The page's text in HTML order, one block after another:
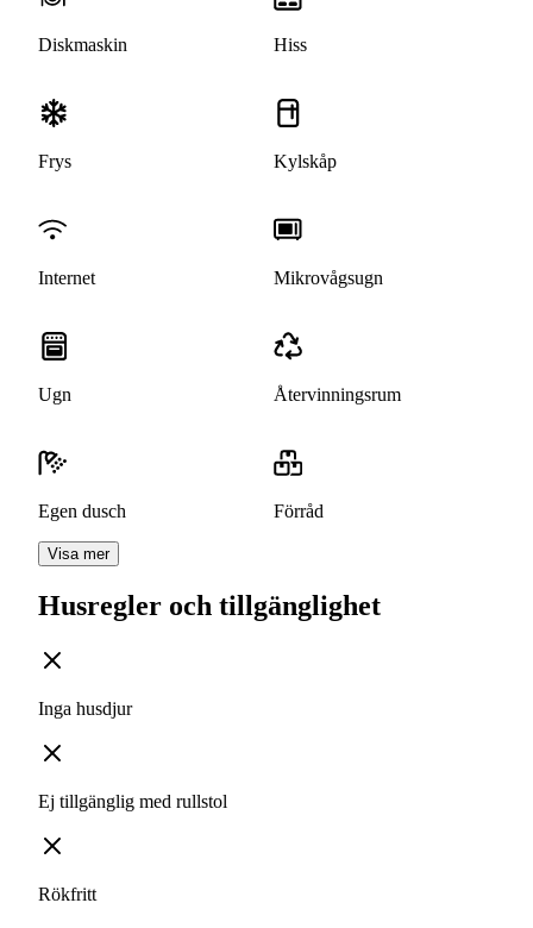
Diskmaskin Hiss
Frys Kylskåp
Internet Mikrovågsugn
Ugn Återvinningsrum
Egen dusch Förråd
Visa mer
Husregler och tillgänglighet
Inga husdjur
Ej tillgänglig med rullstol
Rökfritt